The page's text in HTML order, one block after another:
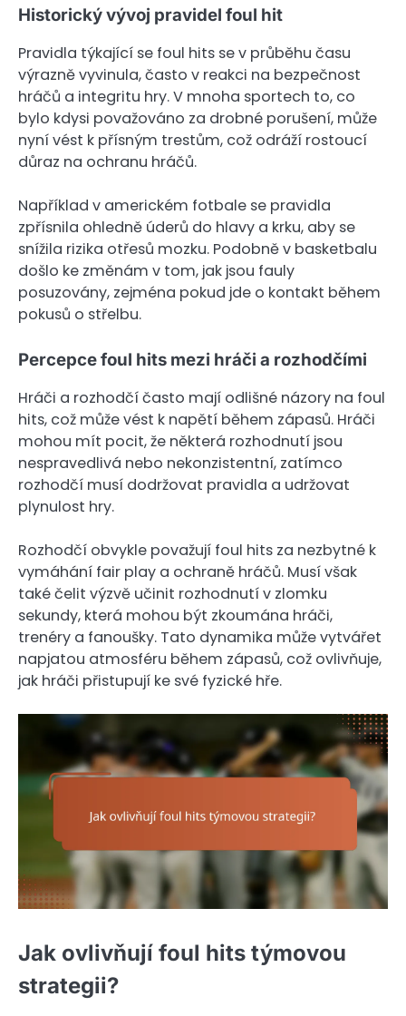
Historický vývoj pravidel foul hit
Pravidla týkající se foul hits se v průběhu času
výrazně vyvinula, často v reakci na bezpečnost
hráčů a integritu hry. V mnoha sportech to, co
bylo kdysi považováno za drobné porušení, může
nyní vést k přísným trestům, což odráží rostoucí
důraz na ochranu hráčů.
Například v americkém fotbale se pravidla
zpřísnila ohledně úderů do hlavy a krku, aby se
snížila rizika otřesů mozku. Podobně v basketbalu
došlo ke změnám v tom, jak jsou fauly
posuzovány, zejména pokud jde o kontakt během
pokusů o střelbu.
Percepce foul hits mezi hráči a rozhodčími
Hráči a rozhodčí často mají odlišné názory na foul
hits, což může vést k napětí během zápasů. Hráči
mohou mít pocit, že některá rozhodnutí jsou
nespravedlivá nebo nekonzistentní, zatímco
rozhodčí musí dodržovat pravidla a udržovat
plynulost hry.
Rozhodčí obvykle považují foul hits za nezbytné k
vymáhání fair play a ochraně hráčů. Musí však
také čelit výzvě učinit rozhodnutí v zlomku
sekundy, která mohou být zkoumána hráči,
trenéry a fanoušky. Tato dynamika může vytvářet
napjatou atmosféru během zápasů, což ovlivňuje,
jak hráči přistupují ke své fyzické hře.
Jak ovlivňují foul hits týmovou
strategii?